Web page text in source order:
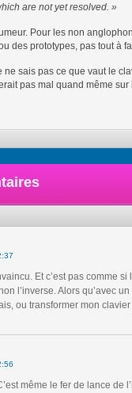
are not yet resolved. »
Pour les non
des prototypes, pas tout à
ne sais pas ce que vaut le
pas mal quand même sur
Et c’est pas comme
l’inverse. Alors qu’avec
ou transformer mon
même le fer de lance